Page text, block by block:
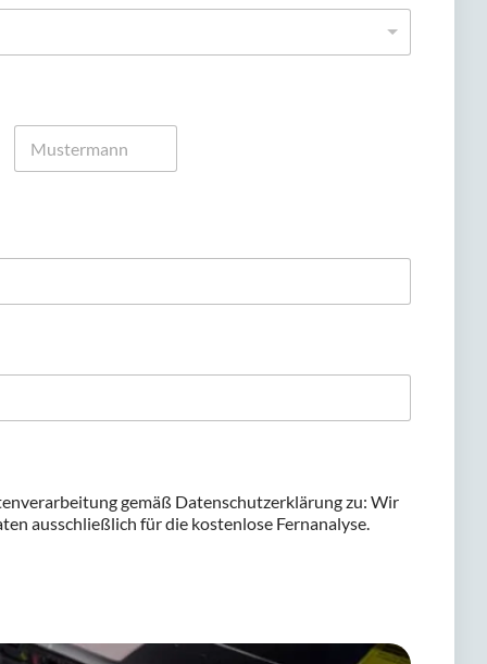
gemäß Datenschutzerklärung zu: Wir
ausschließlich für die kostenlose Fernanalyse.